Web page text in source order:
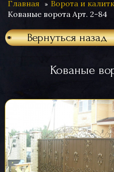
Главная
Ворота и
Кованые ворота Арт. 2-84
Вернуться назад
Кованые